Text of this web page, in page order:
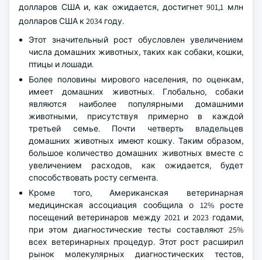
долларов США и, как ожидается, достигнет 901,1 млн
долларов США к 2034 году.
Этот значительный рост обусловлен увеличением
числа домашних животных, таких как собаки, кошки,
птицы и лошади.
Более половины мирового населения, по оценкам,
имеет домашних животных. Глобально, собаки
являются наиболее популярными домашними
животными, присутствуя примерно в каждой
третьей семье. Почти четверть владельцев
домашних животных имеют кошку. Таким образом,
большое количество домашних животных вместе с
увеличением расходов, как ожидается, будет
способствовать росту сегмента.
Кроме того, Американская ветеринарная
медицинская ассоциация сообщила о 12% росте
посещений ветеринаров между 2021 и 2023 годами,
при этом диагностические тесты составляют 25%
всех ветеринарных процедур. Этот рост расширил
рынок молекулярных диагностических тестов,